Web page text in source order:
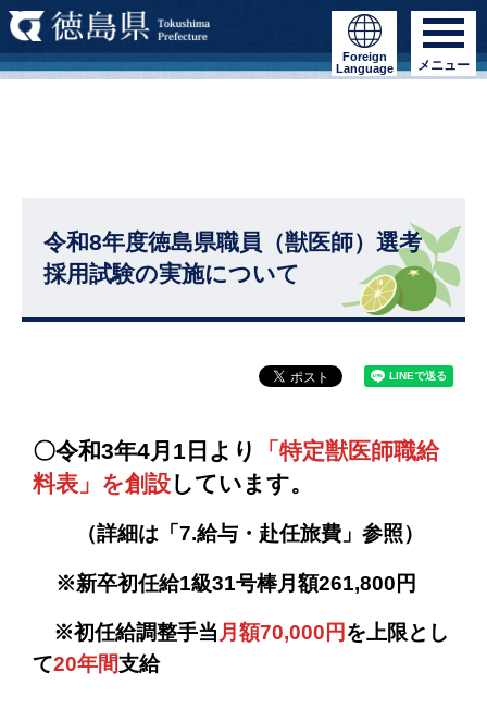
Foreign
Language
メニュー
令和8年度徳島県職員（獣医師）選考
採用試験の実施について
〇令和3年4月1日より
「特定獣医師職給
料表」を創設しています。
（詳細は「7.給与・赴任旅費」参照）
※新卒初任給1級31号棒月額261,800円
※初任給調整手当 月額70,000円 を上限とし
て20年間支給